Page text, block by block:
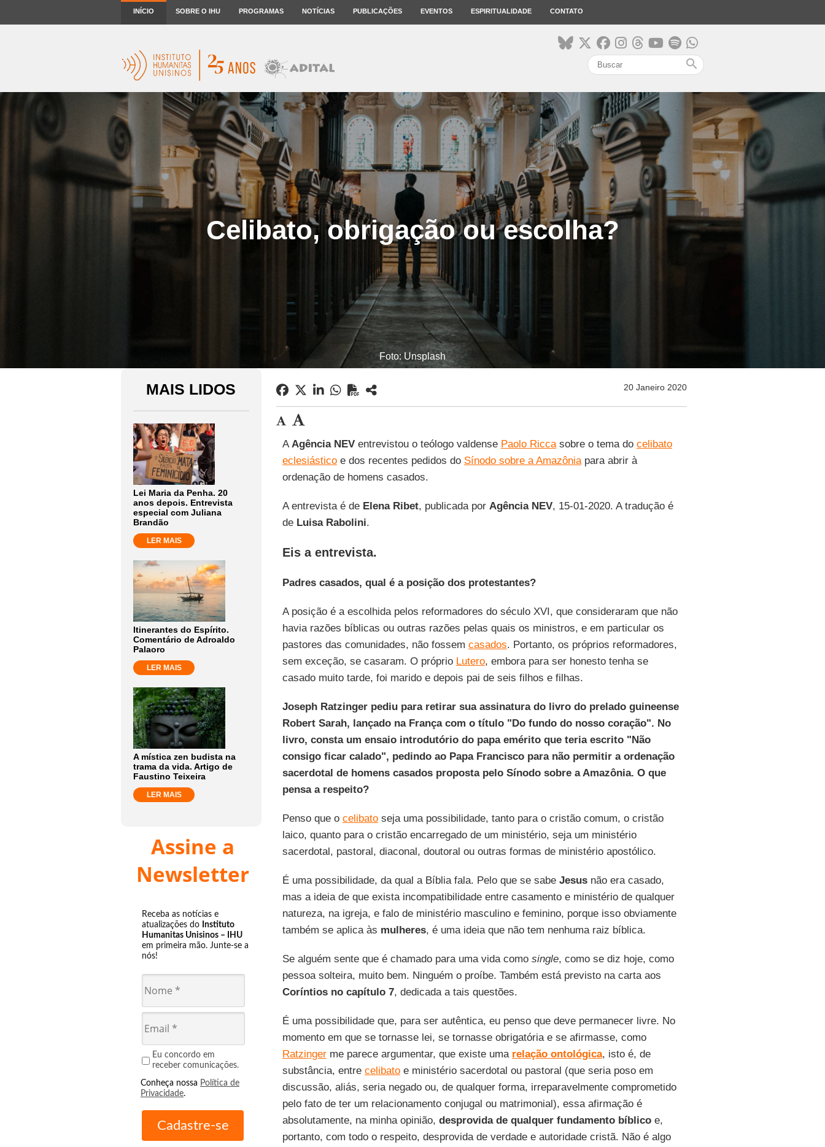
INÍCIO SOBRE O IHU PROGRAMAS NOTÍCIAS PUBLICAÇÕES EVENTOS ESPIRITUALIDADE CONTATO
search
Celibato, obrigação ou escolha?
Foto: Unsplash
MAIS LIDOS
Lei Maria da Penha. 20
anos depois. Entrevista
especial com Juliana
Brandão
LER MAIS
Itinerantes do Espírito.
Comentário de Adroaldo
Palaoro
LER MAIS
A mística zen budista na
trama da vida. Artigo de
Faustino Teixeira
LER MAIS
Assine a
Newsletter
Receba as notícias e
atualizações do Instituto
Humanitas Unisinos – IHU
em primeira mão. Junte-se a
nós!
Eu concordo em
receber comunicações.
Conheça nossa Política de
Privacidade.
20 Janeiro 2020
AAgência NEVentrevistou o teólogo valdense Paolo Riccasobre o tema do celibato
eclesiásticoe dos recentes pedidos do Sínodo sobre a Amazôniapara abrir à
ordenação de homens casados.
A entrevista é de Elena Ribet, publicada por Agência NEV, 15-01-2020. A tradução é
de Luisa Rabolini.
Eis a entrevista.
Padres casados, qual é a posição dos protestantes?
A posição é a escolhida pelos reformadores do século XVI, que consideraram que não
havia razões bíblicas ou outras razões pelas quais os ministros, e em particular os
pastores das comunidades, não fossem casados. Portanto, os próprios reformadores,
sem exceção, se casaram. O próprio Lutero, embora para ser honesto tenha se
casado muito tarde, foi marido e depois pai de seis filhos e filhas.
Joseph Ratzinger pediu para retirar sua assinatura do livro do prelado guineense
Robert Sarah, lançado na França com o título "Do fundo do nosso coração". No
livro, consta um ensaio introdutório do papa emérito que teria escrito "Não
consigo ficar calado", pedindo ao Papa Francisco para não permitir a ordenação
sacerdotal de homens casados proposta pelo Sínodo sobre a Amazônia. O que
pensa a respeito?
Penso que o celibatoseja uma possibilidade, tanto para o cristão comum, o cristão
laico, quanto para o cristão encarregado de um ministério, seja um ministério
sacerdotal, pastoral, diaconal, doutoral ou outras formas de ministério apostólico.
É uma possibilidade, da qual a Bíblia fala. Pelo que se sabe Jesusnão era casado,
mas a ideia de que exista incompatibilidade entre casamento e ministério de qualquer
natureza, na igreja, e falo de ministério masculino e feminino, porque isso obviamente
também se aplica às mulheres, é uma ideia que não tem nenhuma raiz bíblica.
Se alguém sente que é chamado para uma vida como single, como se diz hoje, como
pessoa solteira, muito bem. Ninguém o proíbe. Também está previsto na carta aos
Coríntios no capítulo 7, dedicada a tais questões.
É uma possibilidade que, para ser autêntica, eu penso que deve permanecer livre. No
momento em que se tornasse lei, se tornasse obrigatória e se afirmasse, como
Ratzingerme parece argumentar, que existe uma relação ontológica, isto é, de
substância, entre celibatoe ministério sacerdotal ou pastoral (que seria poso em
discussão, aliás, seria negado ou, de qualquer forma, irreparavelmente comprometido
pelo fato de ter um relacionamento conjugal ou matrimonial), essa afirmação é
absolutamente, na minha opinião, desprovida de qualquer fundamento bíblicoe,
portanto, com todo o respeito, desprovida de verdade e autoridade cristã. Não é algo